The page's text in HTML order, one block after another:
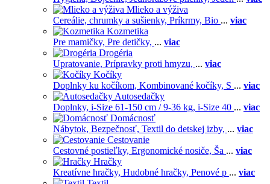
Mlieko a výživa
Cereálie, chrumky a sušienky, Príkrmy, Bio ... viac
Kozmetika
Pre mamičky, Pre detičky, ... viac
Drogéria
Upratovanie, Prípravky proti hmyzu, ... viac
Kočíky
Doplnky ku kočíkom, Kombinované kočíky, S ... viac
Autosedačky
Doplnky, i-Size 61-150 cm / 9-36 kg, i-Size 40 ... viac
Domácnosť
Nábytok, Bezpečnosť, Textil do detskej izby, ... viac
Cestovanie
Cestovné postieľky, Ergonomické nosiče, Ša ... viac
Hračky
Kreatívne hračky, Hudobné hračky, Penové p ... viac